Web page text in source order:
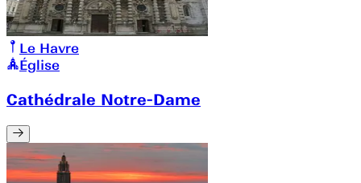
Le Havre
Église
Cathédrale Notre-Dame